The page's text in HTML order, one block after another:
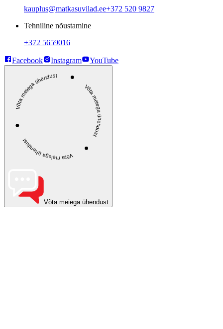
kauplus@matkasuvilad.ee+372 520 9827
Tehniline nõustamine
+372 5659016
Facebook Instagram YouTube
Võta meiega ühendust Võta meiega ühendust
Võta meiega ühendust
Võta meiega ühendust